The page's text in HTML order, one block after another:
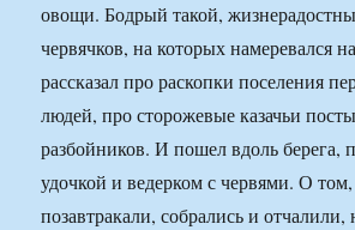
овощи. Бодрый такой,
червячков, на которых намеревался
рассказал про раскопки поселения
людей, про сторожевые казачьи
разбойников. И пошел вдоль берега,
удочкой и ведерком с червями. О
позавтракали, собрались и